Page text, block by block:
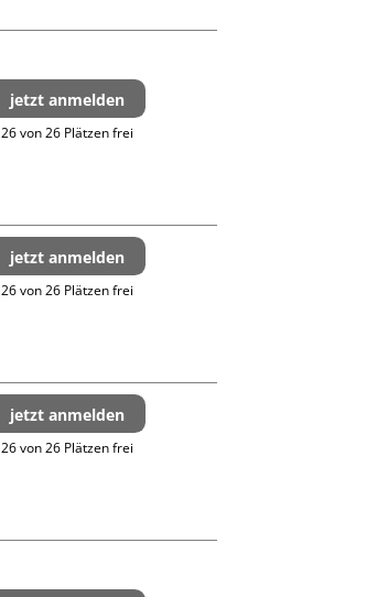
jetzt anmelden
26 von 26 Plätzen frei
jetzt anmelden
26 von 26 Plätzen frei
jetzt anmelden
26 von 26 Plätzen frei